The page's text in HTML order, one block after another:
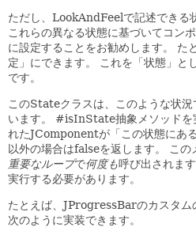
ただし、LookAndFeelで記述できる
これらの異なる状態に基づいてコン
に設定することをお勧めします。
た
定」にできます。
これを「状態」と
です。
このStateクラスは、このような状
います。
#isInState抽象メソッドを
れたJComponentが「この状態にあ
以外の場合はfalseを返します。
この
重要なループで何度も呼び出されます
実行する必要があります。
たとえば、JProgressBarのカスタ
次のように実装できます。